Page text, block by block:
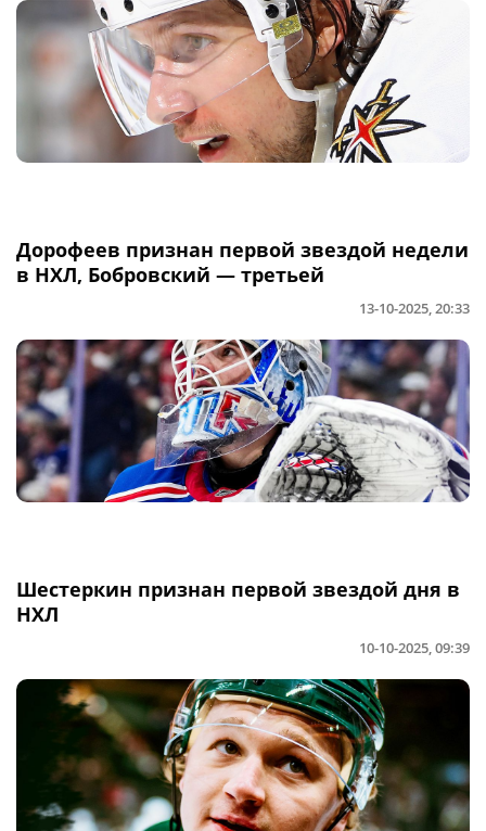
Дорофеев признан первой звездой недели
в НХЛ, Бобровский — третьей
13-10-2025, 20:33
Шестеркин признан первой звездой дня в
НХЛ
10-10-2025, 09:39